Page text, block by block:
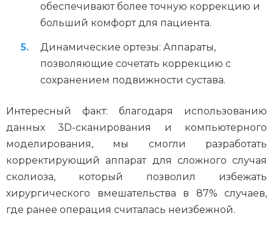
обеспечивают более точную коррекцию и
больший комфорт для пациента.
Динамические ортезы: Аппараты,
позволяющие сочетать коррекцию с
сохранением подвижности сустава.
Интересный факт: благодаря использованию
данных 3D-сканирования и компьютерного
моделирования, мы смогли разработать
корректирующий аппарат для сложного случая
сколиоза, который позволил избежать
хирургического вмешательства в 87% случаев,
где ранее операция считалась неизбежной.